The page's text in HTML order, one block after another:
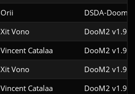
Orii
DSDA-Doom
Xit Vono
DooM2 v1.9
Vincent Catalaa
DooM2 v1.9f
Xit Vono
DooM2 v1.9f
Vincent Catalaa
DooM2 v1.9f